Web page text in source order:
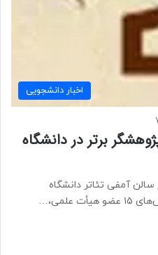
اخبار دانشجویی
برتر در دانشگاه
آمفی تئاتر دانشگاه